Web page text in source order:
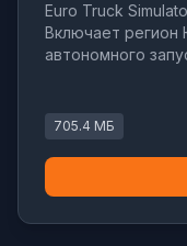
Euro Truck
Включает
автономного
705.4 МБ